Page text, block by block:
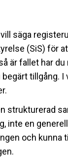
säga
(SiS) för
är fallet har
tillgång.
strukturerad
inte en
och kunna